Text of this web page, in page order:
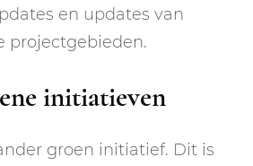
en updates van
projectgebieden.
initiatieven
groen initiatief. Dit is